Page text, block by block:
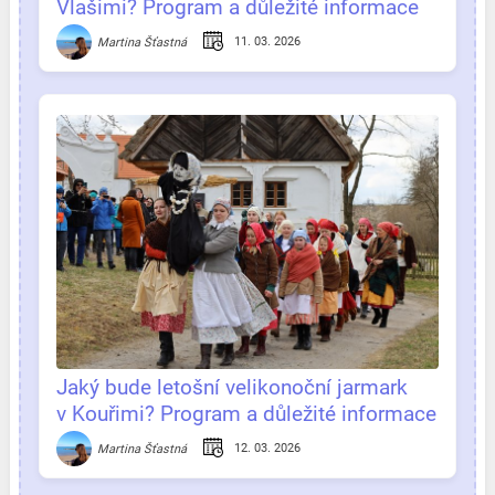
Vlašimi? Program a důležité informace
na jednom místě
Martina Šťastná 11. 03. 2026
Jaký bude letošní velikonoční jarmark
v Kouřimi? Program a důležité informace
na jednom místě
Martina Šťastná 12. 03. 2026